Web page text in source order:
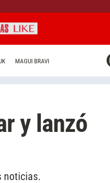
MAGUI BRAVI
y lanzó
noticias.